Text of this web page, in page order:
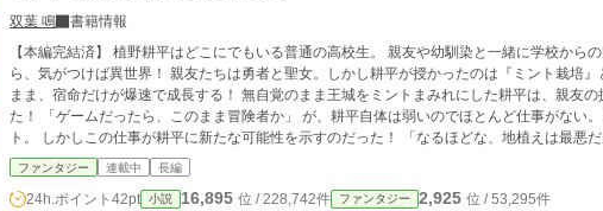
双葉 鳴
書籍情報
【本編完結済】 植野耕平はどこにでもいる普通の高校生。 親友や幼馴染と一緒に学校からの帰宅中、謎の光に包まれたかと思った
ら、気がつけば異世界！ 親友たちは勇者と聖女。しかし耕平が授かったのは『ミント栽培』という不名誉な宿命だった。 本人は弱い
まま、宿命だけが爆速で成長する！ 無自覚のまま王城をミントまみれにした耕平は、親友
た！ 「ゲームだったら、このまま冒険者か」 が、耕平自体は弱いのでほとんど仕事がない。 仕方なく選んだ日雇いの皿洗いのバイ
ト。 しかしこの仕事が耕平に新たな可能性を示すのだった！ 「なるほどな、地植えは最悪だが生やす場所を限定すれば化けるぞこ
れ」 耕平はワンアイディアでさまざまなミント商品を売り出していく。 やがて信仰が生まれ、ミントに様々な付加価値がつけられて
いく。 「え、お前いつの間にそんなことできるようになったんだよ、怖いわ」 その成長速度は耕平を持ってしても制御し切れるもの
ではなかった。 ……これは人類（上限レベル３００）VS魔族（上限レベル８００）の戦いにしれっと混ざるミント使い（レベル上限
ファンタジー 連載中 長編
24h.ポイント 42pt 小説 16,895 位 / 228,742件 ファンタジー 2,925 位 / 53,295件